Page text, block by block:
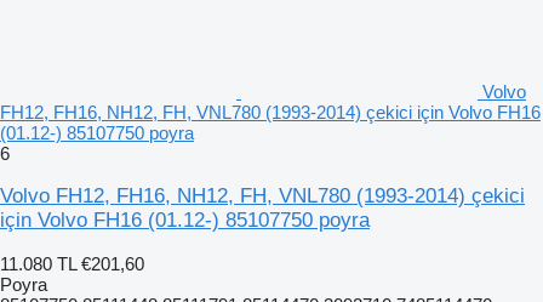
Volvo
FH12, FH16, NH12, FH, VNL780 (1993-2014) çekici için Volvo FH16
(01.12-) 85107750 poyra
6
Volvo FH12, FH16, NH12, FH, VNL780 (1993-2014) çekici
için Volvo FH16 (01.12-) 85107750 poyra
11.080 TL €201,60
Poyra